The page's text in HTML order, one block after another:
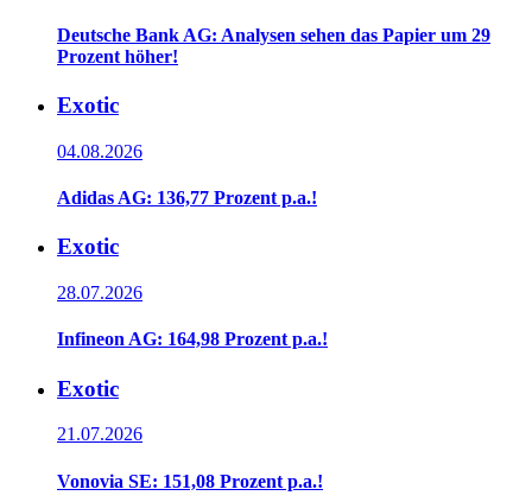
Deutsche Bank AG: Analysen sehen das Papier um 29
Prozent höher!
Exotic
04.08.2026
Adidas AG: 136,77 Prozent p.a.!
Exotic
28.07.2026
Infineon AG: 164,98 Prozent p.a.!
Exotic
21.07.2026
Vonovia SE: 151,08 Prozent p.a.!